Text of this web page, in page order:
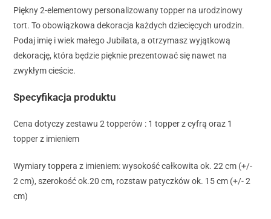
Piękny 2-elementowy personalizowany topper na urodzinowy
tort. To obowiązkowa dekoracja każdych dziecięcych urodzin.
Podaj imię i wiek małego Jubilata, a otrzymasz wyjątkową
dekorację, która będzie pięknie prezentować się nawet na
zwykłym cieście.
Specyfikacja produktu
Cena dotyczy zestawu 2 topperów : 1 topper z cyfrą oraz 1
topper z imieniem
Wymiary toppera z imieniem: wysokość całkowita ok. 22 cm (+/-
2 cm), szerokość ok.20 cm, rozstaw patyczków ok. 15 cm (+/- 2
cm)